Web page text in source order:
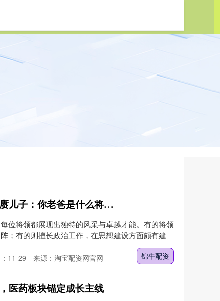
锦牛配资 一群老帅开玩笑问陈赓儿子：你老爸是什么将？听到回答却捧腹大笑
位将领都展现出独特的风采与卓越才能。有的将领
；有的则擅长政治工作，在思想建设方面颇有建
锦牛配资
11-29 来源：淘宝配资网官网
医药板块锚定成长主线